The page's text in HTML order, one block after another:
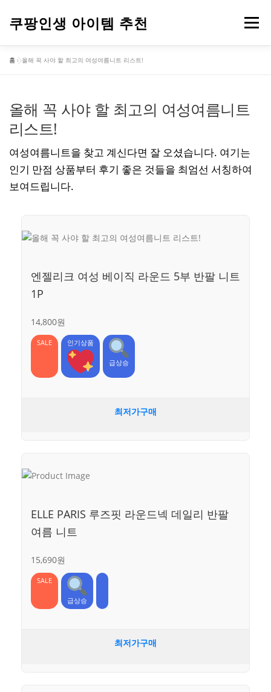
로
쿠팡인생 아이템 추천 메뉴
컴퓨터 기타
홈 »올해 꼭 사야 할 최고의 여성여름니트 리스트!
올해 꼭 사야 할 최고의 여성여름니트
리스트!
여성여름니트을 찾고 계신다면 잘 오셨습니다. 여기는
인기 만점 상품부터 후기 좋은 것들을 최엄선 서칭하여
보여드립니다.
엔젤리크 여성 베이직 라운드 5부 반팔 니트
1P
14,800원
SALE 인기상품
급상승
최저가구매
ELLE PARIS 루즈핏 라운드넥 데일리 반팔
여름 니트
15,690원
SALE
급상승
최저가구매